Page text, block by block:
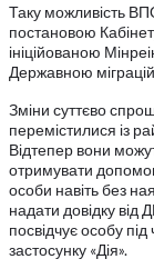
Таку можливість
постановою
ініційованою
Державною
Зміни суттєво
перемістилися із
Відтепер вони
отримувати
особи навіть без
надати довідку
посвідчує особу
застосунку «Дія».